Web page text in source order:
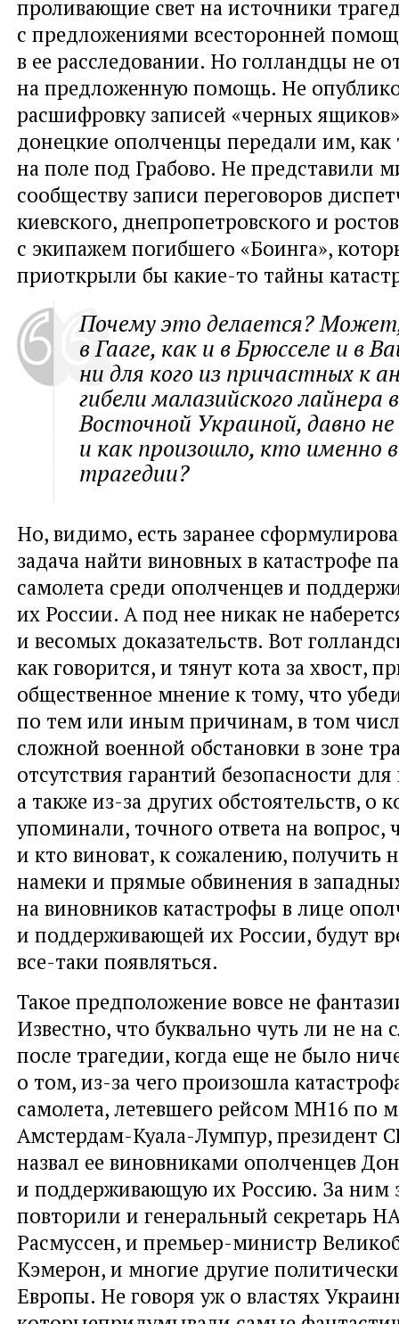
проливающие свет на источники
с предложениями всесторонней
в ее расследовании. Но голландцы не
на предложенную помощь. Не
расшифровку записей «черных
донецкие ополченцы передали им,
на поле под Грабово. Не представили
сообществу записи переговоров
киевского, днепропетровского и
с экипажем погибшего «Боинга»,
приоткрыли бы какие-то тайны
Почему это делается?
в Гааге, как и в Брюсселе и в
ни для кого из причастных к
гибели малазийского лайнера
Восточной Украиной, давно
и как произошло, кто именно
трагедии?
Но, видимо, есть заранее
задача найти виновных в катастрофе
самолета среди ополченцев и
их России. А под нее никак не
и весомых доказательств. Вот
как говорится, и тянут кота за хвост,
общественное мнение к тому, что
по тем или иным причинам, в том
сложной военной обстановки в зоне
отсутствия гарантий безопасности для
а также из-за других обстоятельств, о
упоминали, точного ответа на вопрос,
и кто виноват, к сожалению, получить
намеки и прямые обвинения в
на виновников катастрофы в лице
и поддерживающей их России, будут
все-таки появляться.
Такое предположение вовсе не
Известно, что буквально чуть ли не
после трагедии, когда еще не было
о том, из-за чего произошла
самолета, летевшего рейсом МН16 по
Амстердам-Куала-Лумпур, президент
назвал ее виновниками ополченцев
и поддерживающую их Россию. За ним
повторили и генеральный секретарь
Расмуссен, и премьер-министр
Кэмерон, и многие другие
Европы. Не говоря уж о властях